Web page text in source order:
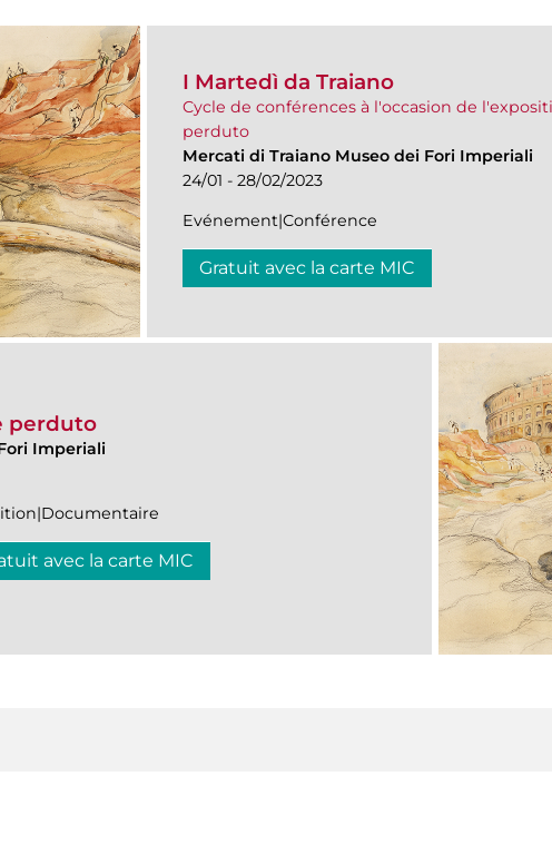
I Martedì da Traiano
Cycle de conférences à l'occasion de
perduto
Mercati di Traiano Museo dei Fori Imperiali
24/01 - 28/02/2023
Evénement|Conférence
Gratuit avec la carte MIC
perduto
Imperiali
avec la carte MIC